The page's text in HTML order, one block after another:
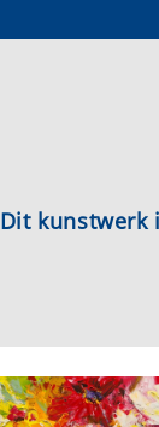
Dit kunstwerk